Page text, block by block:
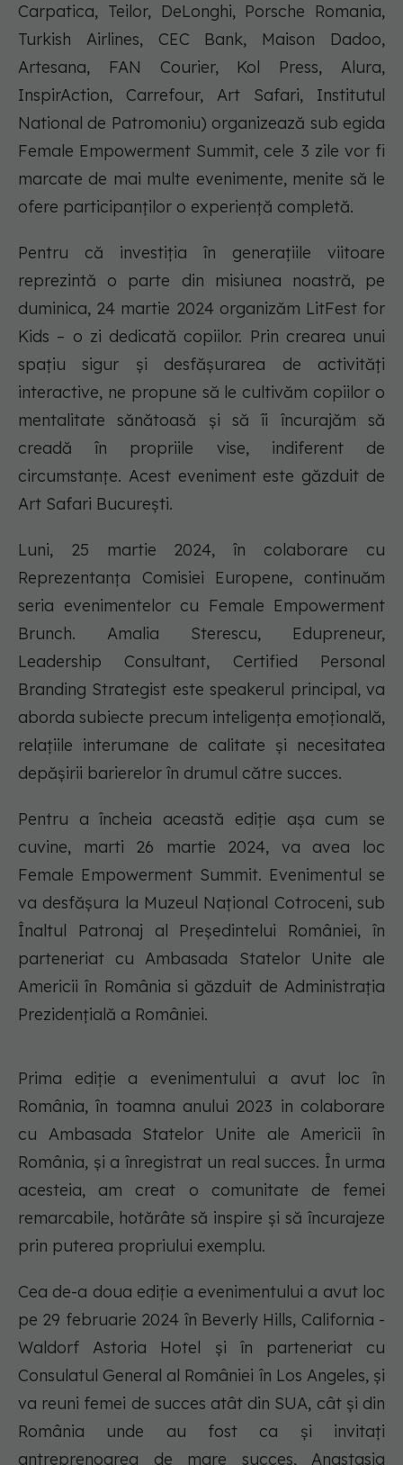
Carpatica, Teilor, DeLonghi, Porsche Romania,
Turkish Airlines, CEC Bank, Maison Dadoo,
Artesana, FAN Courier, Kol Press, Alura,
InspirAction, Carrefour, Art Safari, Institutul
National de Patromoniu) organizează sub egida
Female Empowerment Summit, cele 3 zile vor fi
marcate de mai multe evenimente, menite să le
ofere participanților o experiență completă.
Pentru că investiția în generațiile viitoare
reprezintă o parte din misiunea noastră, pe
duminica, 24 martie 2024 organizăm LitFest for
Kids – o zi dedicată copiilor. Prin crearea unui
spațiu sigur și desfășurarea de activități
interactive, ne propune să le cultivăm copiilor o
mentalitate sănătoasă și să îi încurajăm să
creadă în propriile vise, indiferent de
circumstanțe. Acest eveniment este găzduit de
Art Safari București.
Luni, 25 martie 2024, în colaborare cu
Reprezentanța Comisiei Europene, continuăm
seria evenimentelor cu Female Empowerment
Brunch. Amalia Sterescu, Edupreneur,
Leadership Consultant, Certified Personal
Branding Strategist este speakerul principal, va
aborda subiecte precum inteligența emoțională,
relațiile interumane de calitate și necesitatea
depășirii barierelor în drumul către succes.
Pentru a încheia această ediție așa cum se
cuvine, marti 26 martie 2024, va avea loc
Female Empowerment Summit. Evenimentul se
va desfășura la Muzeul Național Cotroceni, sub
Înaltul Patronaj al Președintelui României, în
parteneriat cu Ambasada Statelor Unite ale
Americii în România si găzduit de Administrația
Prezidențială a României.
Prima ediție a evenimentului a avut loc în
România, în toamna anului 2023 in colaborare
cu Ambasada Statelor Unite ale Americii în
România, și a înregistrat un real succes. În urma
acesteia, am creat o comunitate de femei
remarcabile, hotărâte să inspire și să încurajeze
prin puterea propriului exemplu.
Cea de-a doua ediție a evenimentului a avut loc
pe 29 februarie 2024 în Beverly Hills, California -
Waldorf Astoria Hotel și în parteneriat cu
Consulatul General al României în Los Angeles, și
va reuni femei de succes atât din SUA, cât și din
România unde au fost ca și invitați
antreprenoarea de mare succes, Anastasia